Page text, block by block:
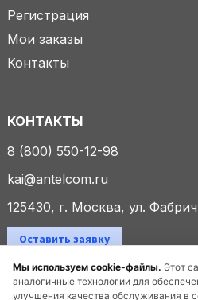
Мы используем cookie-файлы. Этот
аналогичные технологии для
улучшения качества обслуживания в
Регистрация
Мои заказы
Контакты
КОНТАКТЫ
8 (800) 550-12-98
kai@antelcom.ru
125430, г. Москва, ул.
Оставить заявку